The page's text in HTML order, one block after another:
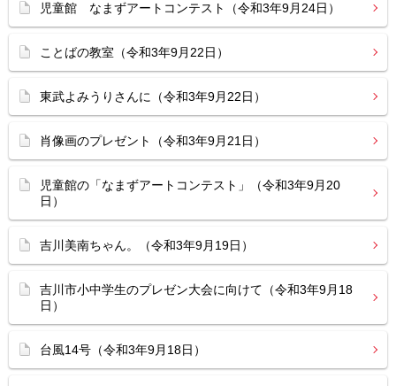
児童館 なまずアートコンテスト（令和3年9月24日）
ことばの教室（令和3年9月22日）
東武よみうりさんに（令和3年9月22日）
肖像画のプレゼント（令和3年9月21日）
児童館の「なまずアートコンテスト」（令和3年9月20
日）
吉川美南ちゃん。（令和3年9月19日）
吉川市小中学生のプレゼン大会に向けて（令和3年9月18
日）
台風14号（令和3年9月18日）